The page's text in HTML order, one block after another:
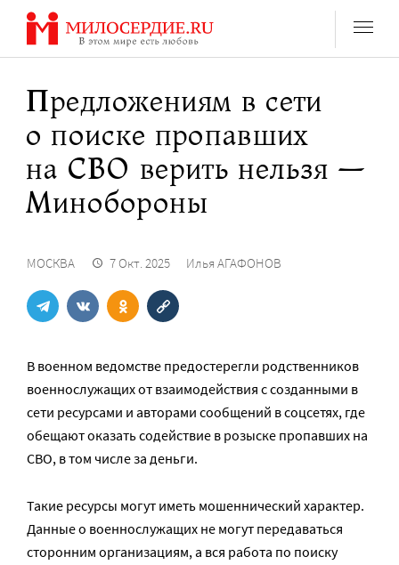
Перейти
содержанию
Предложениям в сети
о поиске пропавших
на СВО верить нельзя —
Минобороны
МОСКВА 7 Окт. 2025 Илья АГАФОНОВ
В военном ведомстве предостерегли родственников
военнослужащих от взаимодействия с созданными в
сети ресурсами и авторами сообщений в соцсетях, где
обещают оказать содействие в розыске пропавших на
СВО, в том числе за деньги.
Такие ресурсы могут иметь мошеннический характер.
Данные о военнослужащих не могут передаваться
сторонним организациям, а вся работа по поиску